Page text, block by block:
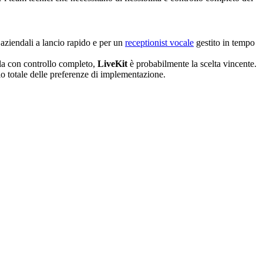
a lancio rapido e per un receptionist vocale gestito in tempo
con controllo completo, LiveKit è probabilmente la scelta vincente.
delle preferenze di implementazione.